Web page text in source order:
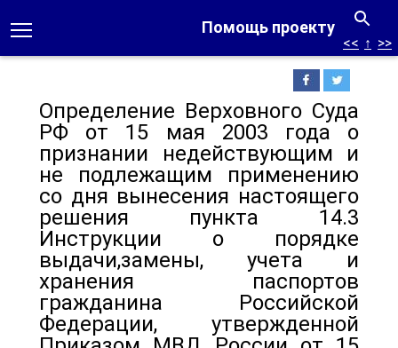
Помощь проекту
<< ↑ >>
Определение Верховного Суда
РФ от 15 мая 2003 года о
признании недействующим и
не подлежащим применению
со дня вынесения настоящего
решения пункта 14.3
Инструкции о порядке
выдачи,замены, учета и
хранения паспортов
гражданина Российской
Федерации, утвержденной